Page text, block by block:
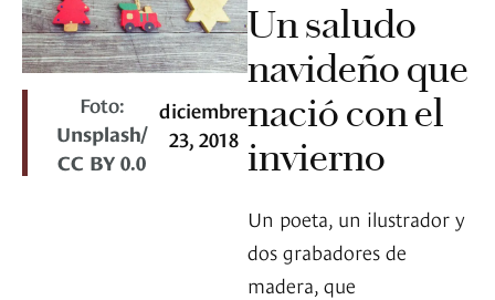
Foto:
Unsplash/
CC BY 0.0
diciembre
23, 2018
Un saludo
navideño que
nació con el
invierno
Un poeta, un ilustrador y
dos grabadores de
madera, que